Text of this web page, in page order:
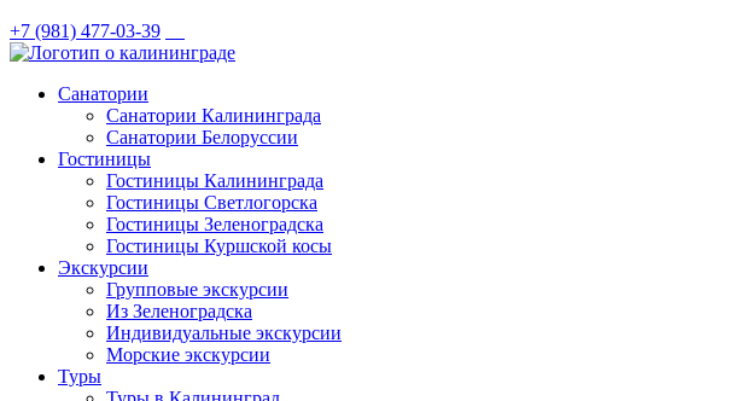
+7 (981) 477-03-39
Санатории
Санатории Калининграда
Санатории Белоруссии
Гостиницы
Гостиницы Калининграда
Гостиницы Светлогорска
Гостиницы Зеленоградска
Гостиницы Куршской косы
Экскурсии
Групповые экскурсии
Из Зеленоградска
Индивидуальные экскурсии
Морские экскурсии
Туры